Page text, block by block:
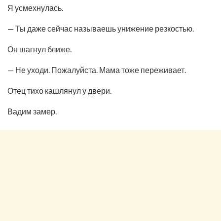
Я усмехнулась.
— Ты даже сейчас называешь унижение резкостью.
Он шагнул ближе.
— Не уходи. Пожалуйста. Мама тоже переживает.
Отец тихо кашлянул у двери.
Вадим замер.